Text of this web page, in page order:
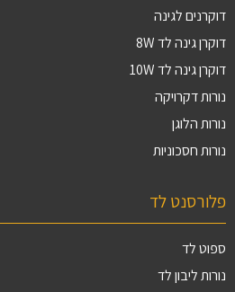
דוקרנים לגינה
דוקרן גינה לד 8W
דוקרן גינה לד 10W
נורות דקרויקה
נורות הלוגן
נורות חסכוניות
פלורסנט לד
ספוט לד
נורות ליבון לד